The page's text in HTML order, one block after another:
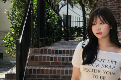
CATEGORY
도착보장⚡
인플루언서 pick!